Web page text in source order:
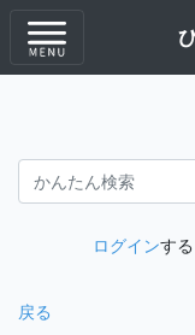
ログインす
戻る